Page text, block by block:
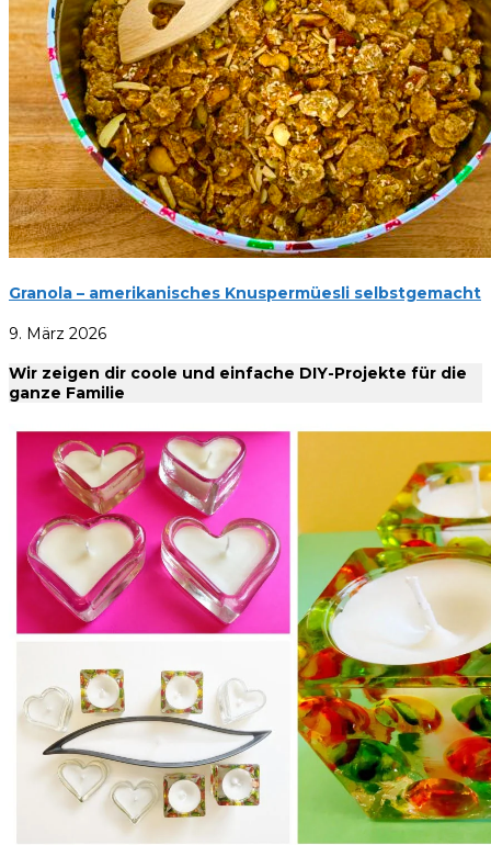
Granola – amerikanisches Knuspermüesli selbstgemacht
9. März 2026
Wir zeigen dir coole und einfache DIY-Projekte für die
ganze Familie